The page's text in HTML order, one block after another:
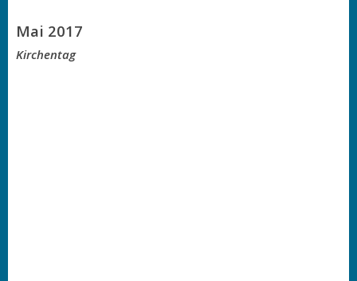
Mai 2017
Kirchentag